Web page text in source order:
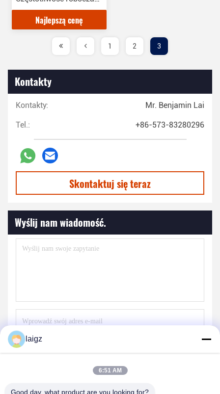
dla wojskowych sił
bezpieczeństwa
Najlepszą cenę
1 2 3
Kontakty
Kontakty: Mr. Benjamin Lai
Tel.: +86-573-83280296
Skontaktuj się teraz
Wyślij nam wiadomość.
Wyślij
laigz
6:51 AM
Good day, what product are you looking for?